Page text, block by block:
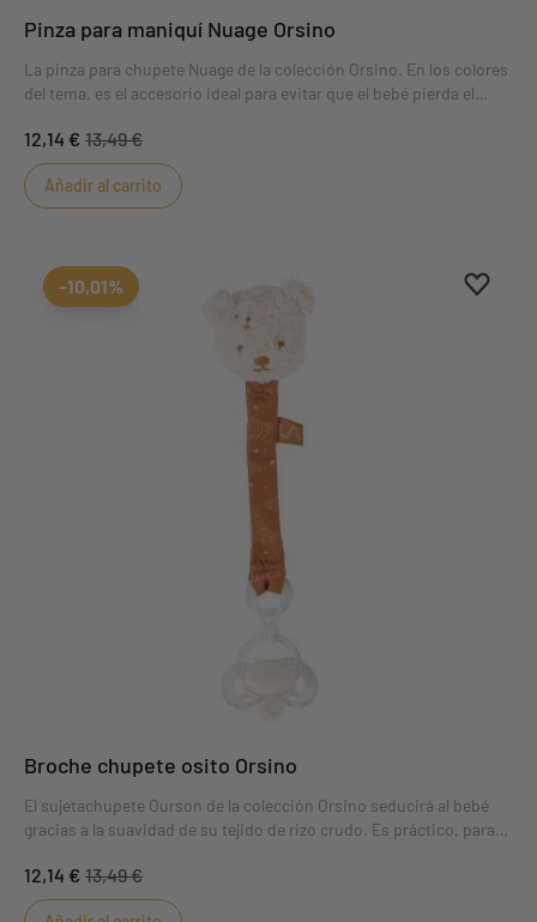
Pinza para maniquí Nuage Orsino
La pinza para chupete Nuage de la colección Orsino. En los colores
del tema, es el accesorio ideal para evitar que el bebé pierda el
especialmente diseñado para bebés.
12,14 € 13,49 €
Añadir al carrito
borrar
-10,01%
Broche chupete osito Orsino
El sujetachupete Ourson de la colección Orsino seducirá al bebé
gracias a la suavidad de su tejido de rizo crudo. Es práctico, para
para que los bebés no se pellizquen los dedos.
12,14 € 13,49 €